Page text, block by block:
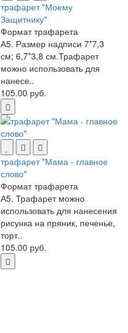
трафарет "Моему
Защитнику"
Формат трафарета
А5. Размер надписи 7*7,3
см; 6,7*3,8 см.Трафарет
можно использовать для
нанесе..
105.00 руб.
трафарет "Мама - главное
слово"
Формат трафарета
А5. Трафарет можно
использовать для нанесения
рисунка на пряник, печенье,
торт..
105.00 руб.